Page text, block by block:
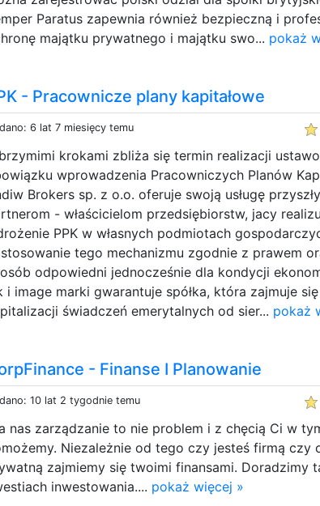
Paratus zapewnia również bezpieczną i
majątku prywatnego i majątku swo... pokaż
- Pracownicze plany kapitałowe
6 lat 7 miesięcy temu
krokami zbliża się termin realizacji
wprowadzenia Pracowniczych Planów
Brokers sp. z o.o. oferuje swoją usługę
- właścicielom przedsiębiorstw, jacy
PPK w własnych podmiotach
tego mechanizmu zgodnie z prawem
odpowiedni jednocześnie dla kondycji
i image marki gwarantuje spółka, która zajmuje
świadczeń emerytalnych od sier... pokaż
- Finanse I Planowanie
10 lat 2 tygodnie temu
nas zarządzanie to nie problem i z chęcią Ci w
Niezależnie od tego czy jesteś firmą czy
zajmiemy się twoimi finansami. Doradzimy
inwestowania.... pokaż więcej »